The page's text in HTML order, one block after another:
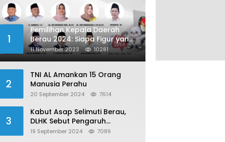
1
Pemilihan Kepala Daerah
Berau 2024: Siapa Figur yang
Paling Layak Menurut Publik?
11 November 2023 10281
2
TNI AL Amankan 15 Orang
Manusia Perahu
20 September 2024 7614
3
Kabut Asap Selimuti Berau,
DLHK Sebut Pengaruh
Karhutla
19 September 2024 7089